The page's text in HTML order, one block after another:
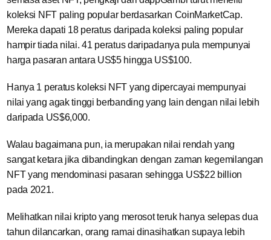
koleksi NFT paling popular berdasarkan CoinMarketCap.
Mereka dapati 18 peratus daripada koleksi paling popular
hampir tiada nilai. 41 peratus daripadanya pula mempunyai
harga pasaran antara US$5 hingga US$100.
Hanya 1 peratus koleksi NFT yang dipercayai mempunyai
nilai yang agak tinggi berbanding yang lain dengan nilai lebih
daripada US$6,000.
Walau bagaimana pun, ia merupakan nilai rendah yang
sangat ketara jika dibandingkan dengan zaman kegemilangan
NFT yang mendominasi pasaran sehingga US$22 billion
pada 2021.
Melihatkan nilai kripto yang merosot teruk hanya selepas dua
tahun dilancarkan, orang ramai dinasihatkan supaya lebih